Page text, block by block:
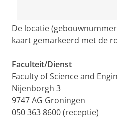
De locatie
kaart gemarkeerd met de
Faculteit/Dienst
Faculty of Science and
Nijenborgh 3
9747 AG Groningen
050 363 8600 (receptie)